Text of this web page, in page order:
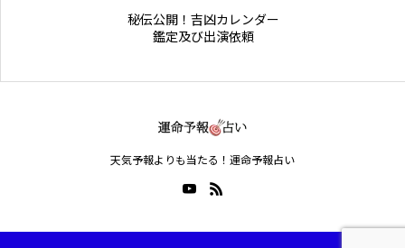
秘伝公開！吉凶カレンダー
鑑定及び出演依頼
天気予報よりも当たる！運命予報占い